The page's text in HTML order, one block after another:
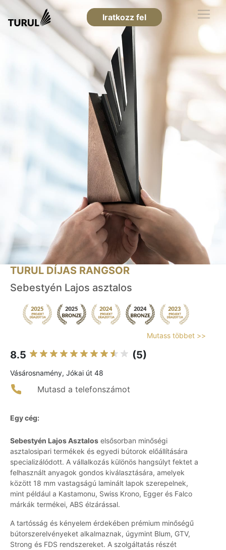
Iratkozz fel
TURUL DÍJAS RANGSOR
Sebestyén Lajos asztalos
Mutass többet >>
8.5 (5)
Vásárosnamény, Jókai út 48
Mutasd a telefonszámot
Egy cég:
Sebestyén Lajos Asztalos elsősorban minőségi
asztalosipari termékek és egyedi bútorok előállítására
specializálódott. A vállalkozás különös hangsúlyt fektet a
felhasznált anyagok gondos kiválasztására, amelyek
között 18 mm vastagságú laminált lapok szerepelnek,
mint például a Kastamonu, Swiss Krono, Egger és Falco
márkák termékei, ABS élzárással.
A tartósság és kényelem érdekében prémium minőségű
bútorszerelvényeket alkalmaznak, úgymint Blum, GTV,
Strong és FDS rendszereket. A szolgáltatás részét